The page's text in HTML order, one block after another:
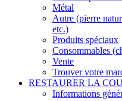
Métal
Autre (pierre
etc.)
Produits spéciaux
Consommables
Vente
Trouver votre
RESTAURER LA
Informations